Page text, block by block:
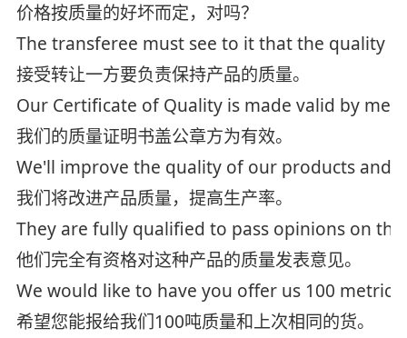
价格按质量的好坏而定，对吗？
The transferee must see to it that the quality
接受转让一方要负责保持产品的质量。
Our Certificate of Quality is made valid by
我们的质量证明书盖公章方为有效。
We'll improve the quality of our products and
我们将改进产品质量，提高生产率。
They are fully qualified to pass opinions on
他们完全有资格对这种产品的质量发表意见。
We would like to have you offer us 100 metric
希望您能报给我们100吨质量和上次相同的货。